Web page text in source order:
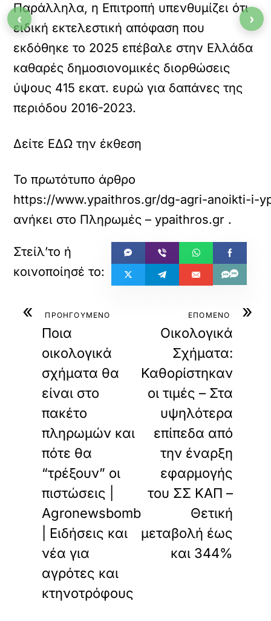
Παράλληλα, η Επιτροπή υπενθυμίζει ότι
ειδική εκτελεστική απόφαση που
εκδόθηκε το 2025 επέβαλε στην Ελλάδα
καθαρές δημοσιονομικές διορθώσεις
ύψους 415 εκατ. ευρώ για δαπάνες της
περιόδου 2016-2023.
Δείτε ΕΔΩ την έκθεση
Το πρωτότυπο άρθρο
https://www.ypaithros.gr/dg-agri-anoikti-i-
ανήκει στο Πληρωμές – ypaithros.gr .
« ΠΡΟΗΓΟΥΜΕΝΟ
Ποια
οικολογικά
σχήματα θα
είναι στο
πακέτο
πληρωμών και
πότε θα
“τρέξουν” οι
πιστώσεις |
Agronewsbomb
| Ειδήσεις και
νέα για
αγρότες και
κτηνοτρόφους
»
ΕΠΟΜΕΝΟ
Οικολογικά
Σχήματα:
Καθορίστηκαν
οι τιμές – Στα
υψηλότερα
επίπεδα από
την έναρξη
εφαρμογής
του ΣΣ ΚΑΠ –
Θετική
μεταβολή έως
και 344%
‹ ›